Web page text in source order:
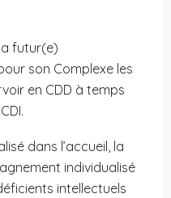
futur(e)
son Complexe les
en CDD à temps
dans l’accueil, la
individualisé
intellectuels